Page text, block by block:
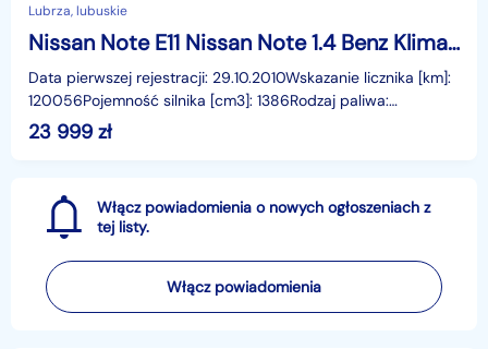
Lubrza, lubuskie
Nissan Note E11 Nissan Note 1.4 Benz Klima ESP Rej PL Gwarancja
Data pierwszej rejestracji: 29.10.2010Wskazanie licznika [km]:
120056Pojemność silnika [cm3]: 1386Rodzaj paliwa:
BenzynaMoc [KM]: 65Liczba poprzednich właścicie
23 999 zł
Włącz powiadomienia o nowych ogłoszeniach z
tej listy.
Włącz powiadomienia